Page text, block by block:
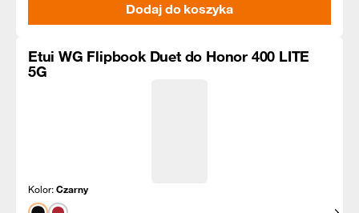
Dodaj do koszyka
Etui WG Flipbook Duet do Honor 400 LITE
5G
Kolor:Czarny